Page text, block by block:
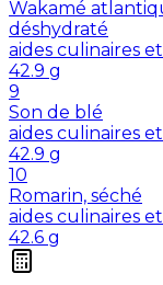
Wakamé
déshydraté
aides culinaires
42.9 g
9
Son de blé
aides culinaires
42.9 g
10
Romarin, séché
aides culinaires
42.6 g